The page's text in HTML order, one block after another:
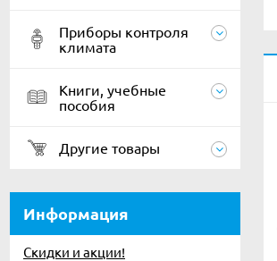
Приборы контроля
климата
Книги, учебные
пособия
Другие товары
Информация
Скидки и акции!